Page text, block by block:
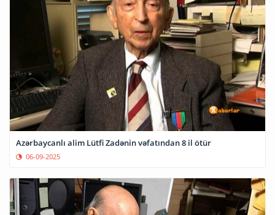
Azərbaycanlı alim Lütfi Zadənin vəfatından 8 il ötür
06-09-2025